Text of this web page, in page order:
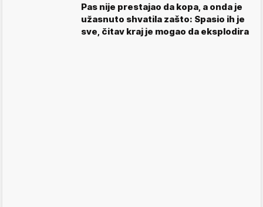
Pas nije prestajao da kopa, a onda je
užasnuto shvatila zašto: Spasio ih je
sve, čitav kraj je mogao da eksplodira